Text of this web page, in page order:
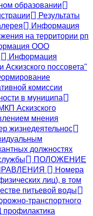
образовании
Результаты
Информация
на территории рп
ООО
Информация
поссовета"
комиссии
в муниципа
Аскизского
мнения
жизнедеятельнос
должностях
ПОЛОЖЕНИЕ
Номера
лиц), в том
питьевой воды
транспортного